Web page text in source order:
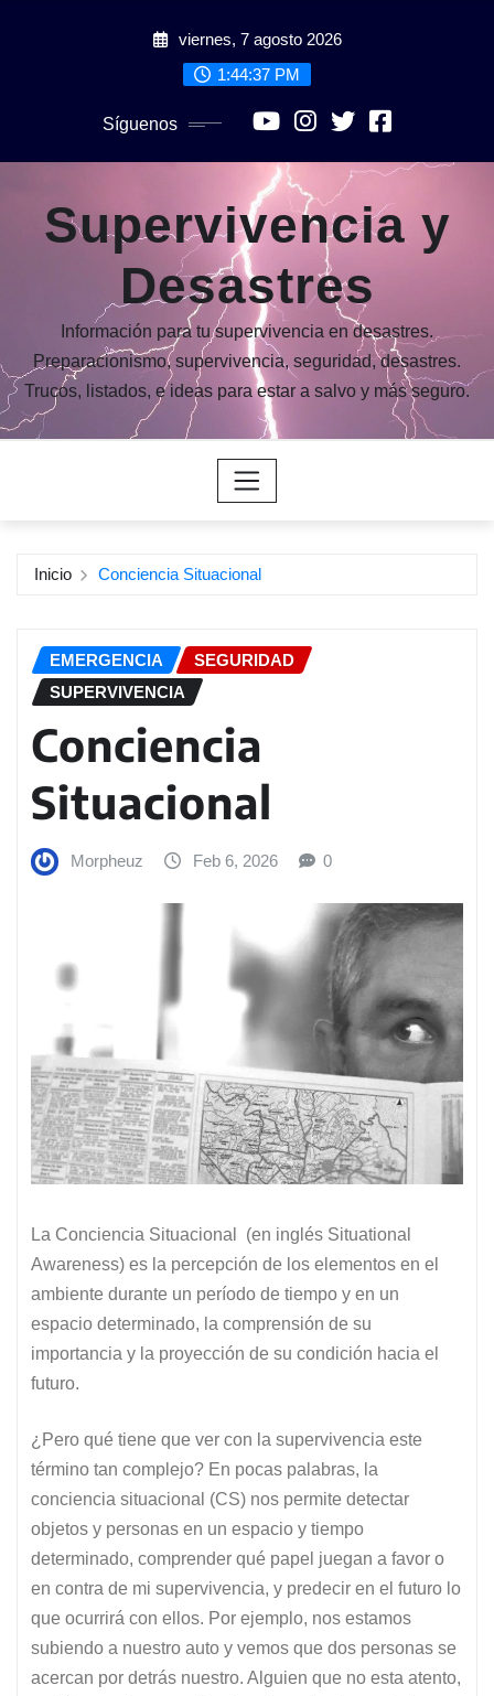
viernes, 7 agosto 2026
1:44:39 PM
Síguenos
Supervivencia y
Desastres
Información para tu supervivencia en desastres.
Preparacionismo, supervivencia, seguridad, desastres.
Trucos, listados, e ideas para estar a salvo y más seguro.
Inicio Conciencia Situacional
EMERGENCIA
SEGURIDAD
SUPERVIVENCIA
Conciencia
Situacional
Morpheuz Feb 6, 2026 0
La Conciencia Situacional (en inglés Situational
Awareness) es la percepción de los elementos en el
ambiente durante un período de tiempo y en un
espacio determinado, la comprensión de su
importancia y la proyección de su condición hacia el
futuro.
¿Pero qué tiene que ver con la supervivencia este
término tan complejo? En pocas palabras, la
conciencia situacional (CS) nos permite detectar
objetos y personas en un espacio y tiempo
determinado, comprender qué papel juegan a favor o
en contra de mi supervivencia, y predecir en el futuro lo
que ocurrirá con ellos. Por ejemplo, nos estamos
subiendo a nuestro auto y vemos que dos personas se
acercan por detrás nuestro. Alguien que no esta atento,